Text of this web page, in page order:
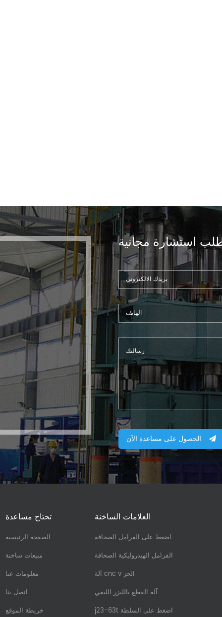
استشارة مجانية
الحصول على مساعدة الآن
تحتاج مساعدة
الصفحة الرئيسية
مبيعات ساخنة
معلومات عنا
اتصل بنا
خريطة الموقع
العلامات الساخنة
اضغط على الفرامل الصحافة
الفرامل الهيدروليكية الصحافة
آلة cnc v الحز
آلة القطع بالليزر الليفي
j23-63t اضغط على السلطة